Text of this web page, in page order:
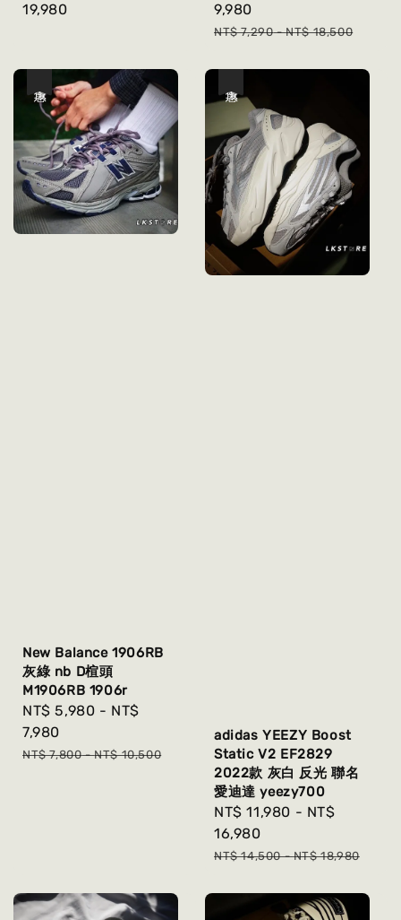
price
19,980
price
9,980
Regular
NT$ 7,290-NT$ 18,500
New Balance 1906RB
灰綠 nb D楦頭
M1906RB 1906r
Sale
price
NT$ 5,980 - NT$
7,980
Regular
NT$ 7,800-NT$ 10,500
adidas YEEZY Boost
Static V2 EF2829
2022款 灰白 反光 聯名
愛迪達 yeezy700
Sale
price
NT$ 11,980 - NT$
16,980
Regular
NT$ 14,500-NT$ 18,980